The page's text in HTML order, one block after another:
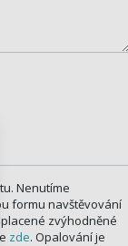
Nenutíme
formu navštěvování
zvýhodněné
zde. Opalování je